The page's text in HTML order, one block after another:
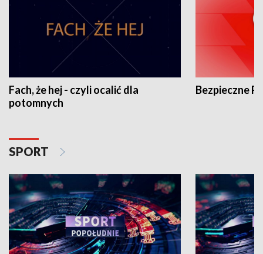
Fach, że hej - czyli ocalić dla
potomnych
Bezpieczne
SPORT